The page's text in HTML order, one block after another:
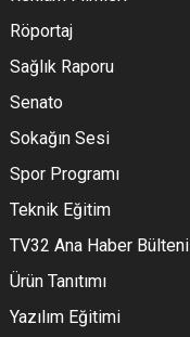
Röportaj
Sağlık Raporu
Senato
Sokağın Sesi
Spor Programı
Teknik Eğitim
TV32 Ana Haber Bülteni
Ürün Tanıtımı
Yazılım Eğitimi